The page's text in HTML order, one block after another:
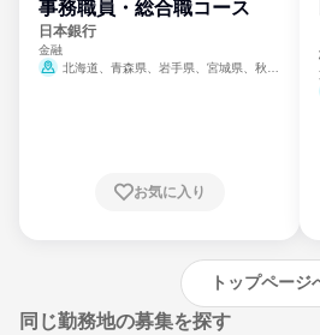
事務職員・総合職コース
日本銀行
金融
北海道、青森県、岩手県、宮城県、秋田
崎県、熊本県、大分県、宮崎県、鹿児島県、
お気に入り
トップページ
同じ勤務地の募集を探す